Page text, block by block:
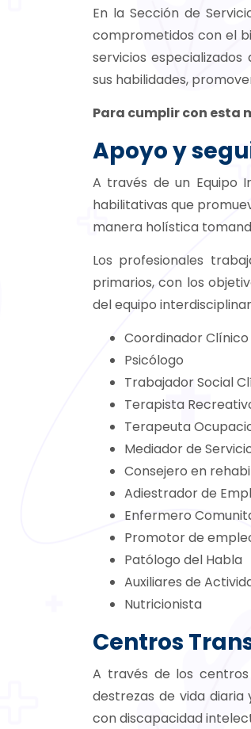
En la Sección de
comprometidos con el
servicios
sus habilidades,
Para cumplir con esta
Apoyo y
A través de un Equipo
habilitativas que
manera holística
Los profesionales
primarios, con los
del equipo
Coordinador Clínico
Psicólogo
Trabajador Social
Terapista
Terapeuta
Mediador de
Consejero en
Adiestrador de
Enfermero
Promotor de
Patólogo del Habla
Auxiliares de
Nutricionista
Centros
A través de los
destrezas de vida
con discapacidad